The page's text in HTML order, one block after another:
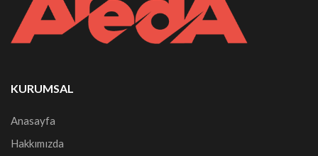
KURUMSAL
Anasayfa
Hakkımızda